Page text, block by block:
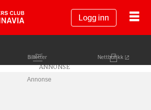
Logg inn
Billetter Nettbutikk
Annonse